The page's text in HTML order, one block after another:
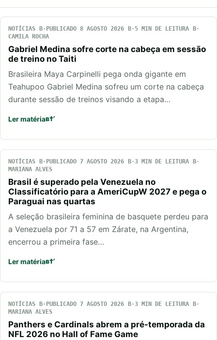
NOTÍCIAS PUBLICADO 8 AGOSTO 2026
5 MIN DE LEITURA
CAMILA ROCHA
Gabriel Medina sofre corte na cabeça em sessão
de treino no Taiti
Brasileira Maya Carpinelli pega onda gigante em
Teahupoo Gabriel Medina sofreu um corte na cabeça
durante sessão de treinos visando a etapa…
Ler matéria
NOTÍCIAS PUBLICADO 7 AGOSTO 2026
3 MIN DE LEITURA
MARIANA ALVES
Brasil é superado pela Venezuela no
Classificatório para a AmeriCupW 2027 e pega o
Paraguai nas quartas
A seleção brasileira feminina de basquete perdeu para
a Venezuela por 71 a 57 em Zárate, na Argentina,
encerrou a primeira fase…
Ler matéria
NOTÍCIAS PUBLICADO 7 AGOSTO 2026
3 MIN DE LEITURA
MARIANA ALVES
Panthers e Cardinals abrem a pré-temporada da
NFL 2026 no Hall of Fame Game